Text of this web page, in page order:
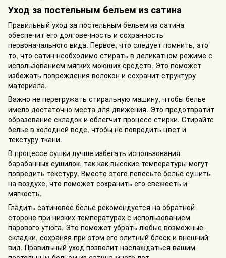
Уход за постельным бельем из сатина
Правильный уход за постельным бельем из сатина
обеспечит его долговечность и сохранность
первоначального вида. Первое, что следует помнить, это
то, что сатин необходимо стирать в деликатном режиме с
использованием мягких моющих средств. Это поможет
избежать повреждения волокон и сохранит структуру
материала.
Важно не перегружать стиральную машину, чтобы белье
имело достаточно места для движения. Это предотвратит
образование складок и облегчит процесс стирки. Стирайте
белье в холодной воде, чтобы не повредить цвет и
текстуру ткани.
В процессе сушки лучше избегать использования
барабанных сушилок, так как высокие температуры могут
повредить текстуру. Вместо этого повесьте белье сушить
на воздухе, что поможет сохранить его свежесть и
мягкость.
Гладить сатиновое белье рекомендуется на обратной
стороне при низких температурах с использованием
парового утюга. Это поможет убрать любые возможные
складки, сохраняя при этом его элитный блеск и внешний
вид. Правильный уход позволит наслаждаться вашим